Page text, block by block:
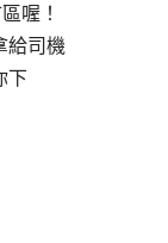
喔！
給司機
下